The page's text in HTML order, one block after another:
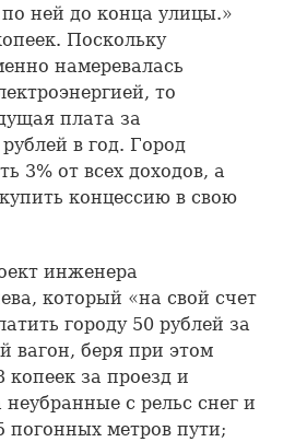
ней до конца улицы.»
Поскольку
намеревалась
то
плата за
в год. Город
3% от всех доходов, а
концессию в свою
инженера
который «на свой счет
городу 50 рублей за
вагон, беря при этом
за проезд и
с рельс снег и
погонных метров пути;